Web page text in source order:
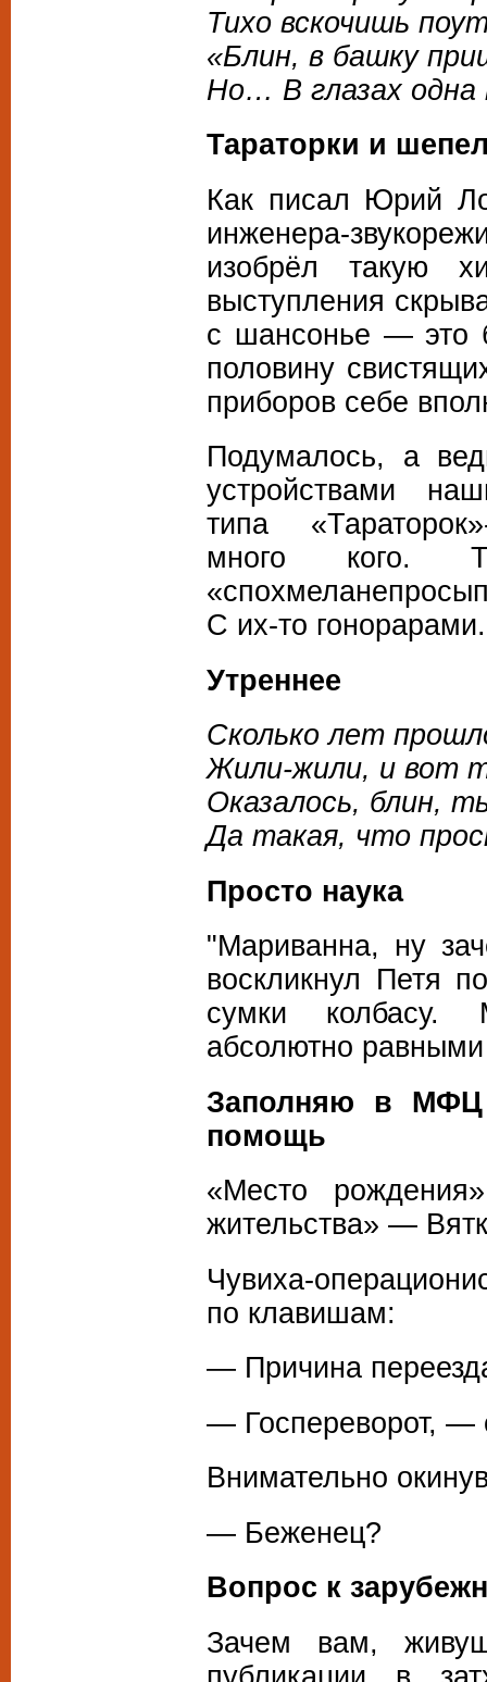
Тихо вскочишь
«Блин, в башку
Но… В глазах одна
Тараторки и
Как писал Юрий
инженера-
изобрёл такую
выступления
с шансонье — это
половину
приборов себе
Подумалось, а
устройствами
типа
много кого.
С их-то гонорарами.
Утреннее
Сколько лет
Жили-жили, и вот
Оказалось, блин,
Да такая, что
Просто наука
"Мариванна, ну
воскликнул Петя
сумки колбасу.
абсолютно
Заполняю в МФЦ
помощь
«Место
жительства» —
Чувиха-
по клавишам:
— Причина
— Госпереворот, —
Внимательно
— Беженец?
Вопрос к
Зачем вам,